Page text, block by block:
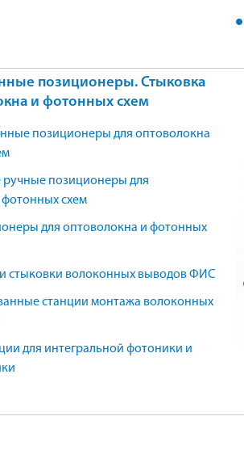
позиционеры. Стыковка
и фотонных схем
позиционеры для оптоволокна
позиционеры для
схем
для оптоволокна и фотонных
стыковки волоконных выводов ФИС
станции монтажа волоконных
для интегральной фотоники и